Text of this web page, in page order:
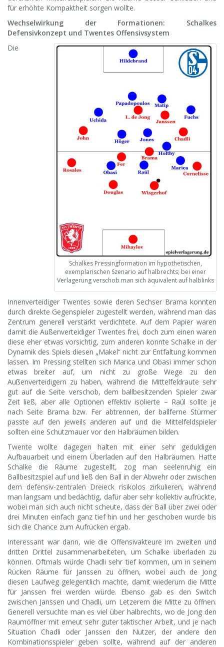
für erhöhte Kompaktheit sorgen wollte.
Wechselwirkung der Formationen: Schalkes
Defensivkonzept und Twentes Offensivsystem
Schalkes Pressingformation im hypothetischen,
exemplarischen Szenario auf halbrechts; bei einer
Verlagerung verschob man sich äquivalent auf halblinks
Die
Innenverteidiger Twentes sowie deren Sechser Brama konnten
durch direkte Gegenspieler zugestellt werden, während man das
Zentrum generell verstärkt verdichtete. Auf dem Papier waren
damit die Außenverteidiger Twentes frei, doch zum einen waren
diese eher etwas vorsichtig, zum anderen konnte Schalke in der
Dynamik des Spiels diesen „Makel“ nicht zur Entfaltung kommen
lassen. Im Pressing stellten sich Marica und Obasi immer schon
etwas breiter auf, um nicht zu große Wege zu den
Außenverteidigern zu haben, während die Mittelfeldraute sehr
gut auf die Seite verschob, dem ballbesitzenden Spieler zwar
Zeit ließ, aber alle Optionen effektiv isolierte – Raúl sollte je
nach Seite Brama bzw. Fer abtrennen, der ballferne Stürmer
passte auf den jeweils anderen auf und die Mittelfeldspieler
sollten eine Schutzmauer vor den Halbräumen bilden.
Twente wollte dagegen halten mit einer sehr geduldigen
Aufbauarbeit und einem Überladen auf den Halbräumen. Hatte
Schalke die Räume zugestellt, zog man seelenruhig ein
Ballbesitzspiel auf und ließ den Ball in der Abwehr oder zwischen
dem defensiv-zentralen Dreieck risikolos zirkulieren, während
man langsam und bedächtig, dafür aber sehr kollektiv aufrückte,
wobei man sich auch nicht scheute, dass der Ball über zwei oder
drei Minuten einfach ganz tief hin und her geschoben wurde bis
sich die Chance zum Aufrücken ergab.
Interessant war dann, wie die Offensivakteure im zweiten und
dritten Drittel zusammenarbeiteten, um Schalke überladen zu
können. Oftmals würde Chadli sehr tief kommen, um in seinem
Rücken Räume für Janssen zu öffnen, wobei auch de Jong
diesen Laufweg gelegentlich machte, damit wiederum die Mitte
für Janssen frei werden würde. Ebenso gab es den Switch
zwischen Janssen und Chadli, um Letzerem die Mitte zu öffnen.
Generell versuchte man es viel über halbrechts, wo de Jong den
Raumöffner mit erneut sehr guter taktischer Arbeit, und je nach
Situation Chadli oder Janssen den Nutzer, der andere den
Kombinationsspieler geben sollte, während auf der anderen